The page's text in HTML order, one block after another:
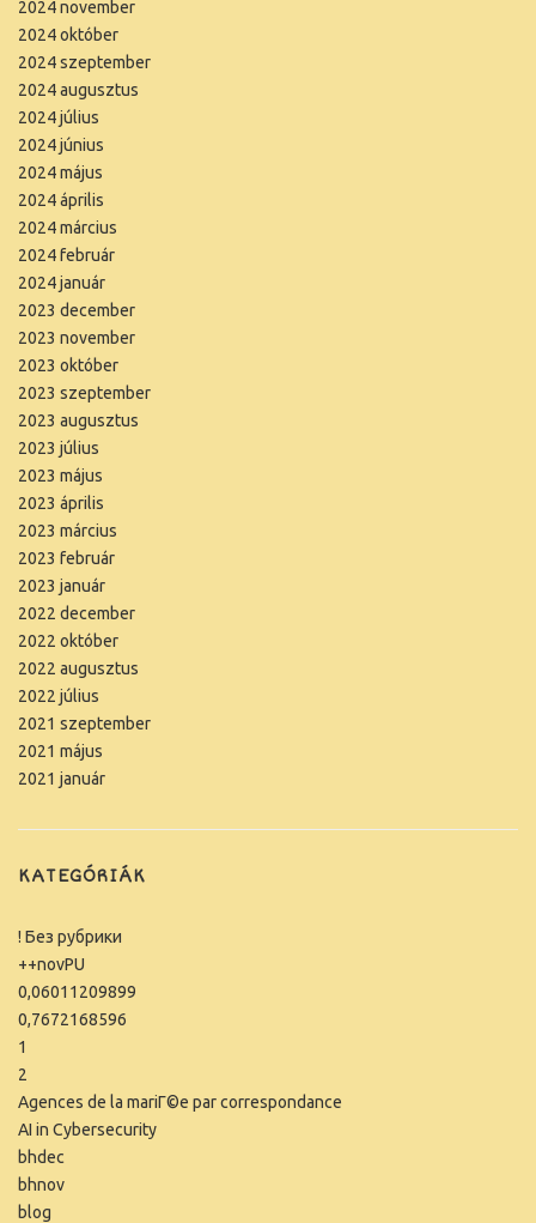
2024 november
2024 október
2024 szeptember
2024 augusztus
2024 július
2024 június
2024 május
2024 április
2024 március
2024 február
2024 január
2023 december
2023 november
2023 október
2023 szeptember
2023 augusztus
2023 július
2023 május
2023 április
2023 március
2023 február
2023 január
2022 december
2022 október
2022 augusztus
2022 július
2021 szeptember
2021 május
2021 január
KATEGÓRIÁK
! Без рубрики
++novPU
0,06011209899
0,7672168596
1
2
Agences de la mariГ©e par correspondance
AI in Cybersecurity
bhdec
bhnov
blog